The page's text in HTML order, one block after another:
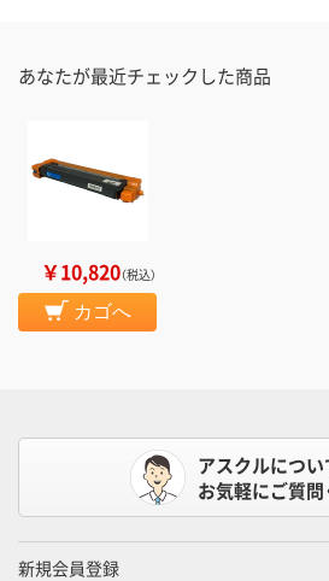
あなたが最近チェックした商品
￥10,820（税込）
カゴへ
アスクルについ
お気軽にご質問
新規会員登録